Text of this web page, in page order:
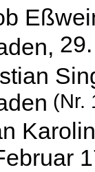
(Nr.